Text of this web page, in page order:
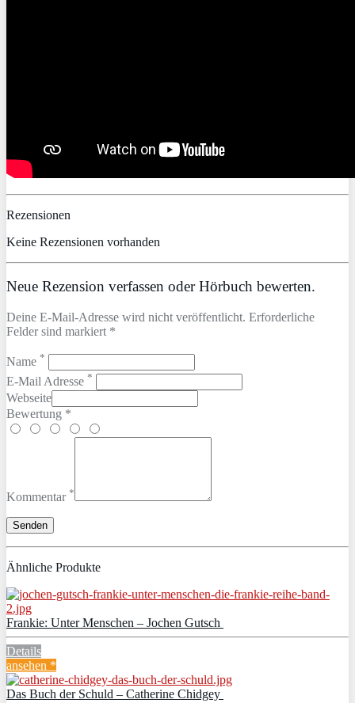
Rezensionen
Keine Rezensionen vorhanden
Neue Rezension verfassen oder Hörbuch bewerten.
Deine E-Mail-Adresse wird nicht veröffentlicht. Erforderliche
Felder sind markiert *
Name *
E-Mail Adresse *
Webseite
Bewertung *
Kommentar *
Ähnliche Produkte
Frankie: Unter Menschen – Jochen Gutsch
Details
ansehen *
Das Buch der Schuld – Catherine Chidgey